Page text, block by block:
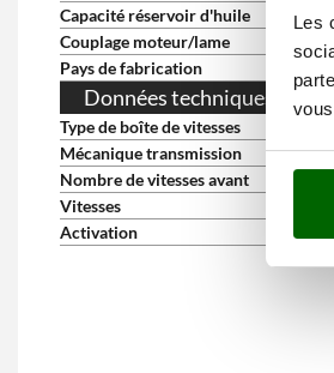
Les
Capacité réservoir d'huile
0.4 L
Couplage moteur/lame
Par
Pays de fabrication
Données techniques de la
Type de boîte de vitesses
Mécanique transmission
À
Nombre de vitesses avant
3
Vitesses
Activation